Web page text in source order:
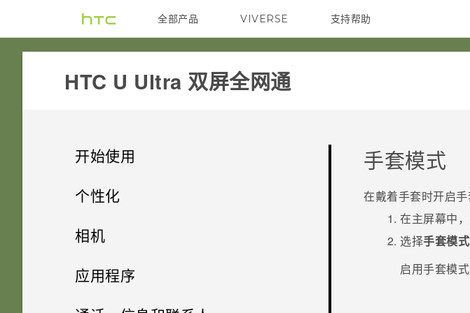
全部产品
VIVE VIVERSE 支持帮助
在线客服
HTC U Ultra 双屏全网通‎
开始使用
精彩功能
相机的特别之处
身临其境的音效
个性化
主屏幕布局和字体
设置主屏幕壁纸
更改默认字体大小
相机
拍摄照片和视频
相机屏幕
应用程序
安装和删除应用程序
手套模式
在戴着手套时开启
在主屏幕中
选择手套模式
启用手套模